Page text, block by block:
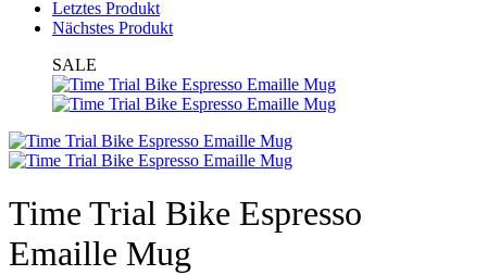
Letztes Produkt
Nächstes Produkt
SALE
Time Trial Bike Espresso
Emaille Mug